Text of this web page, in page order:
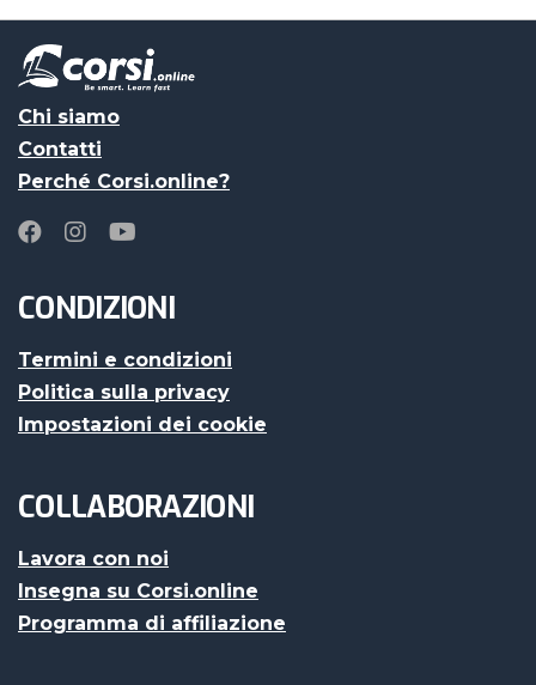
Chi siamo
Contatti
Perché Corsi.online?
CONDIZIONI
Termini e condizioni
Politica sulla privacy
Impostazioni dei cookie
COLLABORAZIONI
Lavora con noi
Insegna su Corsi.online
Programma di affiliazione